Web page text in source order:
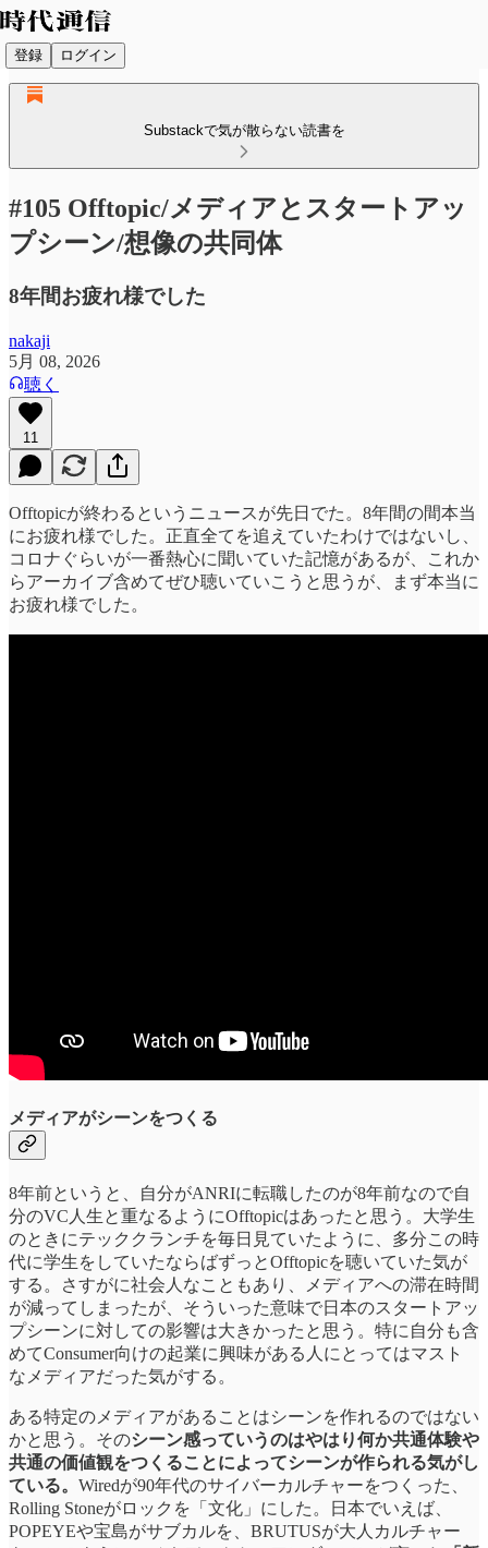
登録 ログイン
Substackで気が散らない読書を
#105 Offtopic/メディアとスタートアッ
プシーン/想像の共同体
8年間お疲れ様でした
nakaji
5月 08, 2026
聴く
11
Offtopicが終わるというニュースが先日でた。8年間の間本当
にお疲れ様でした。正直全てを追えていたわけではないし、
コロナぐらいが一番熱心に聞いていた記憶があるが、これか
らアーカイブ含めてぜひ聴いていこうと思うが、まず本当に
お疲れ様でした。
メディアがシーンをつくる
8年前というと、自分がANRIに転職したのが8年前なので自
分のVC人生と重なるようにOfftopicはあったと思う。大学生
のときにテッククランチを毎日見ていたように、多分この時
代に学生をしていたならばずっとOfftopicを聴いていた気が
する。さすがに社会人なこともあり、メディアへの滞在時間
が減ってしまったが、そういった意味で日本のスタートアッ
プシーンに対しての影響は大きかったと思う。特に自分も含
めてConsumer向けの起業に興味がある人にとってはマスト
なメディアだった気がする。
ある特定のメディアがあることはシーンを作れるのではない
かと思う。そのシーン感っていうのはやはり何か共通体験や
共通の価値観をつくることによってシーンが作られる気がし
ている。 Wiredが90年代のサイバーカルチャーをつくった、
Rolling Stoneがロックを「文化」にした。日本でいえば、
POPEYEや宝島がサブカルを、BRUTUSが大人カルチャー